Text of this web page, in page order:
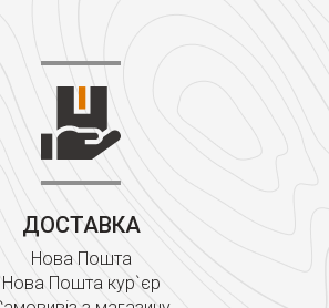
ДОСТАВКА
Нова Пошта
Нова Пошта кур`єр